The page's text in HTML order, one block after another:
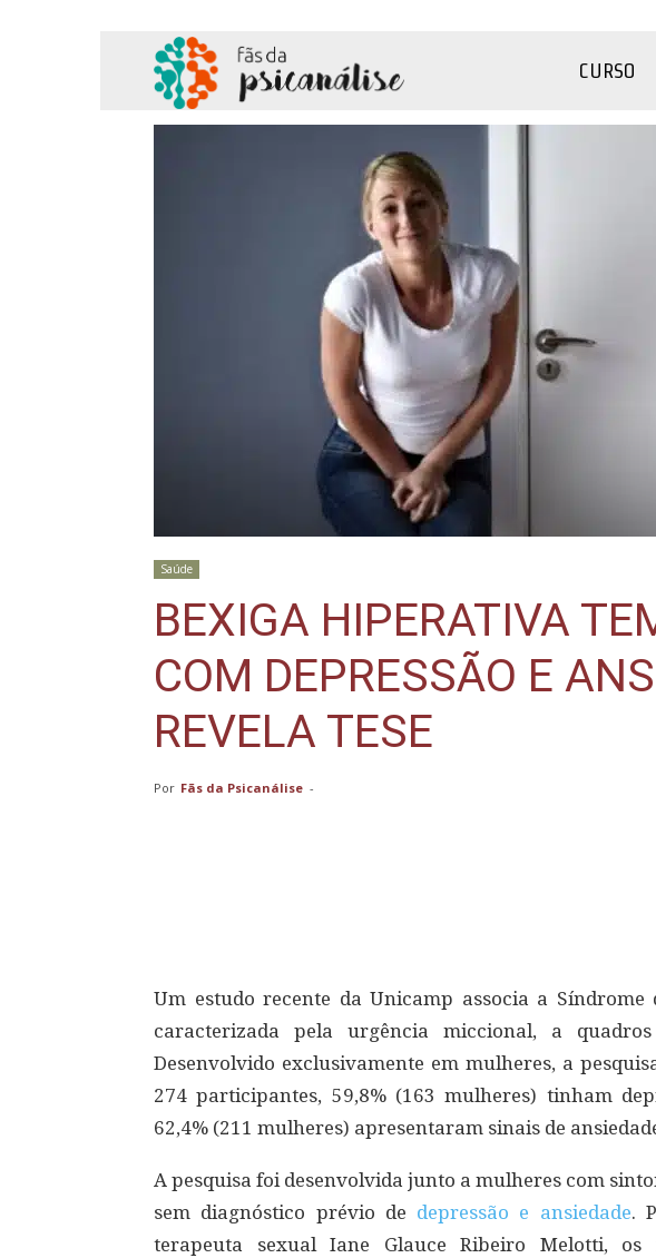
da
Psicanálise
CURSO
Saúde
BEXIGA HIPERATIVA
COM DEPRESSÃO E
REVELA TESE
Por Fãs da Psicanálise -
Um estudo recente da Unicamp associa a Síndrome
caracterizada pela urgência miccional, a
Desenvolvido exclusivamente em mulheres, a
274 participantes, 59,8% (163 mulheres) tinham
62,4% (211 mulheres) apresentaram sinais de
A pesquisa foi desenvolvida junto a mulheres com
sem diagnóstico prévio de depressão e ansiedade.
terapeuta sexual Iane Glauce Ribeiro Melotti,